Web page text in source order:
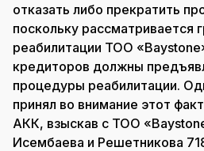
отказать либо прекратить
поскольку рассматривается
реабилитации ТОО
кредиторов должны
процедуры реабилитации.
принял во внимание этот
АКК, взыскав с ТОО
Исембаева и Решетникова